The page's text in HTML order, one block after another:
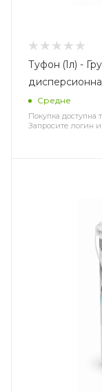
Туфон (1л) -
Средне
Покупка доступна
Запросите логин